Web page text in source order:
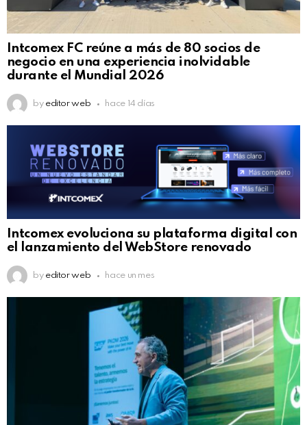
Intcomex FC reúne a más de 80 socios de
negocio en una experiencia inolvidable
durante el Mundial 2026
by editor web hace 14 días
Intcomex evoluciona su plataforma digital con
el lanzamiento del WebStore renovado
by editor web hace un mes